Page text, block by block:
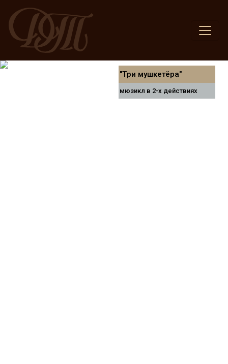
"Три мушкетёра"
мюзикл в 2-х действиях